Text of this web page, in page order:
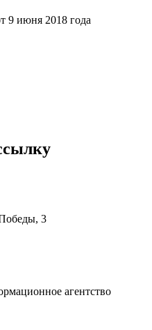
9 июня 2018 года
3
агентство